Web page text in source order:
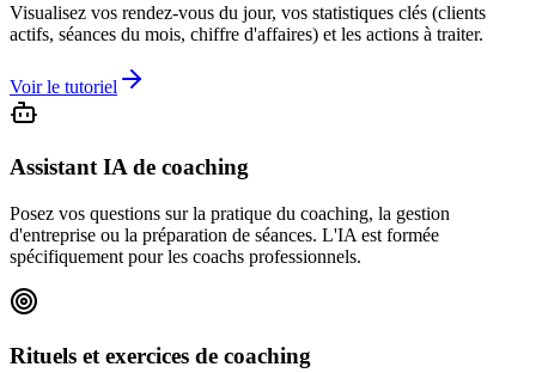
Visualisez vos rendez-vous du jour, vos statistiques clés (clients
actifs, séances du mois, chiffre d'affaires) et les actions à traiter.
Voir le tutoriel
Assistant IA de coaching
Posez vos questions sur la pratique du coaching, la gestion
d'entreprise ou la préparation de séances. L'IA est formée
spécifiquement pour les coachs professionnels.
Rituels et exercices de coaching